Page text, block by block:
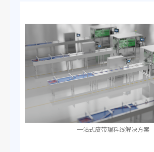
一站式皮带理料线解决方案